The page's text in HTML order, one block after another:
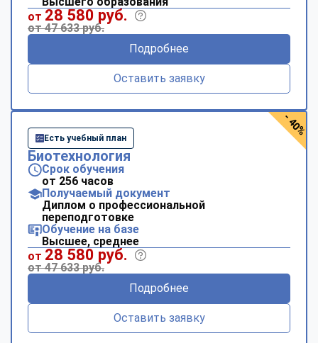
от 28 580 руб.
от 47 633 руб.
Подробнее
Оставить заявку
Есть учебный план
Биотехнология
Срок обучения
от 256 часов
Получаемый документ
Диплом о профессиональной
переподготовке
Обучение на базе
Высшее, среднее
от 28 580 руб.
от 47 633 руб.
Подробнее
Оставить заявку
- 40%